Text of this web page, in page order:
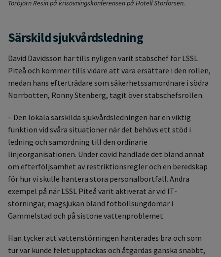
Torbjörn Resin på krisövningskonferensen på Hotell Storforsen.
Särskild sjukvårdsledning
David Davidsson har tills nyligen varit stabschef för LSSL
Piteå och kommer tills vidare att vara ersättare i den rollen,
medan hans efterträdare som säkerhetssamordnare i södra
Norrbotten, Ronny Stenberg, tagit över stabschefsrollen.
– Den lokala särskilda sjukvårdsledningen har en viktig
funktion vid svåra situationer när det behövs ett stöd i
ledning och samordning till den ordinarie
linjeorganisationen. Under covid handlade det bland annat
om efterföljsamhet av restriktionsregler och en beredskap
för hur vi skulle hantera stora personalbortfall. Andra
exempel på när LSSL Piteå varit aktiverat är vid IT-
störningar, magsjukan bland fotbollsungdomar i
Gammelstad och på sistone vattenproblemet.
Han tycker att vattenstörningen hanterades bra och som
tur var kunde felet upptäckas och åtgärdas ganska snabbt,